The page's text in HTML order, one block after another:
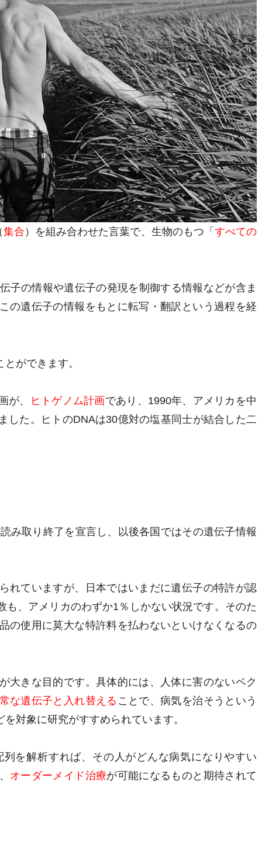
集合 ）を組み合わせた言葉で、生物のもつ「 すべての
子の情報や遺伝子の発現を制御する情報などが含ま
の遺伝子の情報をもとに転写・翻訳という過程を経
ができます。
が、 ヒトゲノム計画であり、1990年、アメリカを中
した。ヒトのDNAは30億対の塩基同士が結合した二
み取り終了を宣言し、以後各国ではその遺伝子情報
れていますが、日本ではいまだに遺伝子の特許が認
、アメリカのわずか1％しかない状況です。そのた
の使用に莫大な特許料を払わないといけなくなるの
大きな目的です。具体的には、人体に害のないベク
な遺伝子と入れ替える ことで、病気を治そうという
対象に研究がすすめられています。
を解析すれば、その人がどんな病気になりやすい
オーダーメイド治療が可能になるものと期待されて